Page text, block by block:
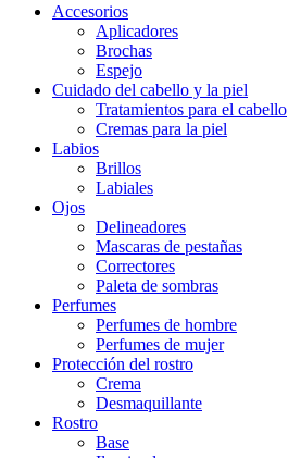
Accesorios
Aplicadores
Brochas
Espejo
Cuidado del cabello y la piel
Tratamientos para el cabello
Cremas para la piel
Labios
Brillos
Labiales
Ojos
Delineadores
Mascaras de pestañas
Correctores
Paleta de sombras
Perfumes
Perfumes de hombre
Perfumes de mujer
Protección del rostro
Crema
Desmaquillante
Rostro
Base